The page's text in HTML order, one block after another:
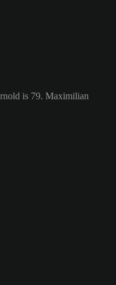
is 79. Maximilian